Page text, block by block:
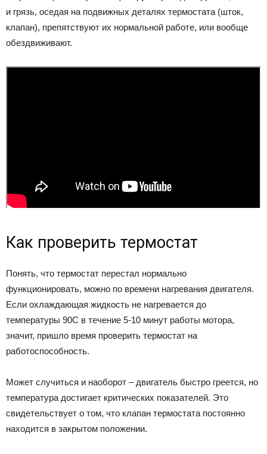
и грязь, оседая на подвижных деталях термостата (шток,
клапан), препятствуют их нормальной работе, или вообще
обездвиживают.
Как проверить термостат
Понять, что термостат перестал нормально
функционировать, можно по времени нагревания двигателя.
Если охлаждающая жидкость не нагревается до
температуры 90С в течение 5-10 минут работы мотора,
значит, пришло время проверить термостат на
работоспособность.
Может случиться и наоборот – двигатель быстро греется, но
температура достигает критических показателей. Это
свидетельствует о том, что клапан термостата постоянно
находится в закрытом положении.